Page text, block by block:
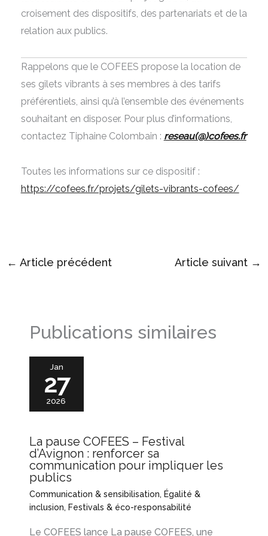
croisement des dispositifs, des partenariats et de la
relation aux publics.
Rappelons que le COFEES propose la location de
ses gilets vibrants à ses membres à des tarifs
préférentiels, ainsi qu’à l’ensemble des événements
souhaitant en disposer. Pour plus d’informations,
contactez Tiphaine Colombain : reseau(@)cofees.fr
Toutes les informations sur ce dispositif :
https://cofees.fr/projets/gilets-vibrants-cofees/
← Article précédent Article suivant →
Publications similaires
Jan
27
2026
La pause COFEES – Festival
d’Avignon : renforcer sa
communication pour impliquer les
publics
Communication & sensibilisation, Égalité &
inclusion, Festivals & éco-responsabilité
Le COFEES lance La pause COFEES, une